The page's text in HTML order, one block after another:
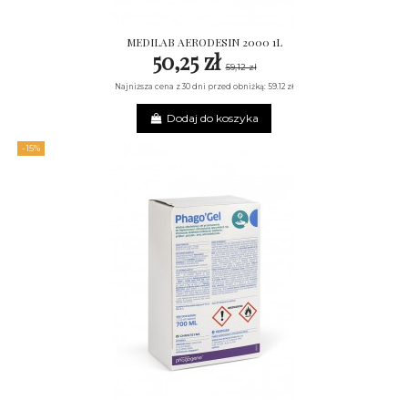
MEDILAB AERODESIN 2000 1L
50,25 zł59,12 zł
Najniższa cena z 30 dni przed obniżką: 59.12 zł
Dodaj do koszyka
-15%